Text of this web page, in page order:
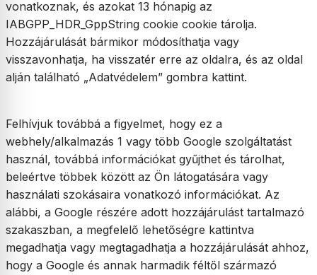
vonatkoznak, és azokat 13 hónapig az
IABGPP_HDR_GppString cookie cookie tárolja.
Hozzájárulását bármikor módosíthatja vagy
visszavonhatja, ha visszatér erre az oldalra, és az oldal
alján található „Adatvédelem” gombra kattint.
Felhívjuk továbbá a figyelmet, hogy ez a
webhely/alkalmazás 1 vagy több Google szolgáltatást
használ, továbbá információkat gyűjthet és tárolhat,
beleértve többek között az Ön látogatására vagy
használati szokásaira vonatkozó információkat. Az
alábbi, a Google részére adott hozzájárulást tartalmazó
szakaszban, a megfelelő lehetőségre kattintva
megadhatja vagy megtagadhatja a hozzájárulását ahhoz,
hogy a Google és annak harmadik féltől származó